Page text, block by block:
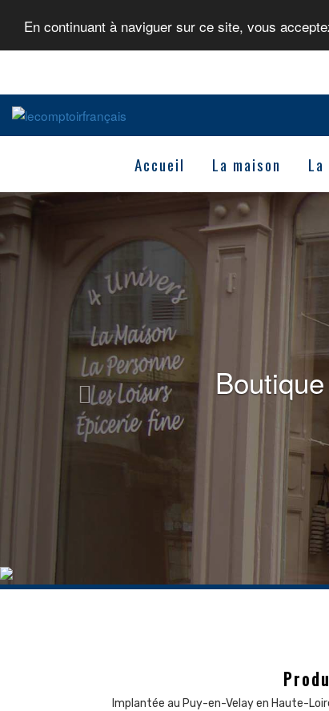
En continuant à naviguer sur ce site, vous
Accueil La maison
P
Implantée au Puy-en-Velay en Haute-